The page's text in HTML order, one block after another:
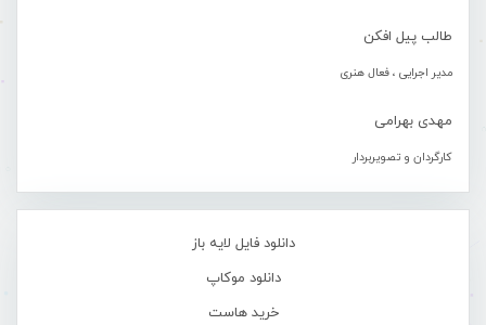
طالب پیل افکن
مدیر اجرایی ، فعال هنری
مهدی بهرامی
کارگردان و تصویربردار
دانلود فایل لایه باز
دانلود موکاپ
خرید هاست